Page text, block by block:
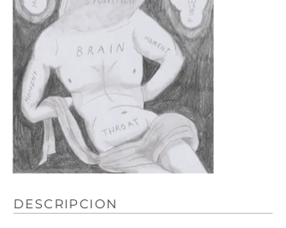
DESCRIPCION